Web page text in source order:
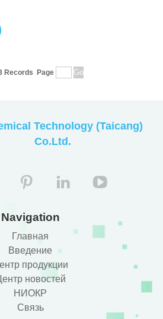
Records Page
Technology (Taicang)
Co.Ltd.
Navigation
Главная
Введение
продукции
новостей
НИОКР
Связь